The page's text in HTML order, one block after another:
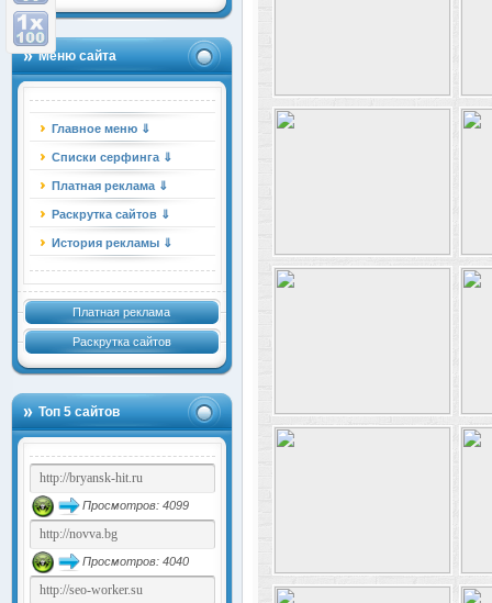
Меню сайта
Главное меню ⇓
Списки серфинга ⇓
Платная реклама ⇓
Раскрутка сайтов ⇓
История рекламы ⇓
Платная реклама
Раскрутка сайтов
Топ 5 сайтов
Просмотров: 4099
Просмотров: 4040